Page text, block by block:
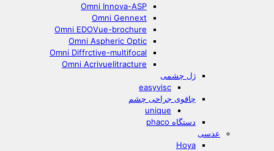
Omni Innova-ASP
Omni Gennext
Omni EDOVue-brochure
Omni Aspheric Optic
Omni Diffrctive-multifocal
Omni Acrivuelitracture
ژل چشمی
easyvisc
چاقوی جراحی چشم
unique
دستگاه phaco
عدسی
Hoya